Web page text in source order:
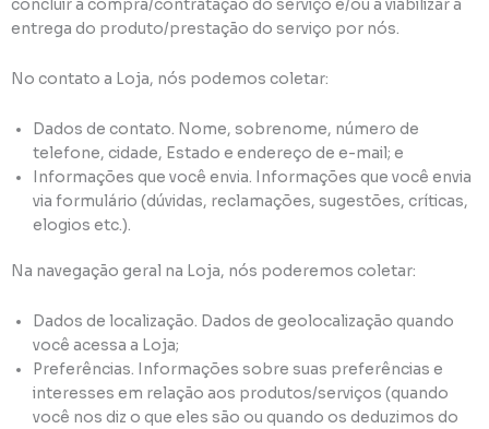
concluir a compra/contratação do serviço e/ou a viabilizar a
entrega do produto/prestação do serviço por nós.
No contato a Loja, nós podemos coletar:
Dados de contato. Nome, sobrenome, número de
telefone, cidade, Estado e endereço de e-mail; e
Informações que você envia. Informações que você envia
via formulário (dúvidas, reclamações, sugestões, críticas,
elogios etc.).
Na navegação geral na Loja, nós poderemos coletar:
Dados de localização. Dados de geolocalização quando
você acessa a Loja;
Preferências. Informações sobre suas preferências e
interesses em relação aos produtos/serviços (quando
você nos diz o que eles são ou quando os deduzimos do